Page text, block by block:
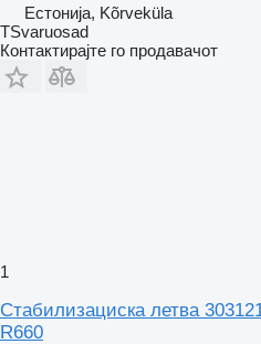
Естонија, Kõrveküla
TSvaruosad
Контактирајте го продавачот
1
Стабилизациска летва
R660